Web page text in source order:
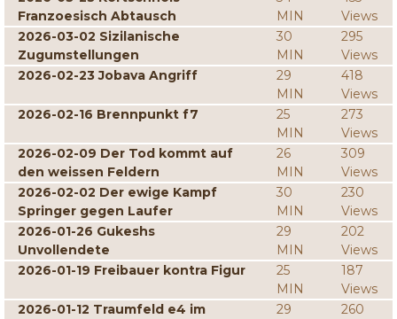
Franzoesisch Abtausch
MIN
Views
2026-03-02 Sizilanische
Zugumstellungen
30
MIN
295
Views
2026-02-23 Jobava Angriff
29
MIN
418
Views
2026-02-16 Brennpunkt f7
25
MIN
273
Views
2026-02-09 Der Tod kommt auf
den weissen Feldern
26
MIN
309
Views
2026-02-02 Der ewige Kampf
Springer gegen Laufer
30
MIN
230
Views
2026-01-26 Gukeshs
Unvollendete
29
MIN
202
Views
2026-01-19 Freibauer kontra Figur
25
MIN
187
Views
2026-01-12 Traumfeld e4 im
29
260